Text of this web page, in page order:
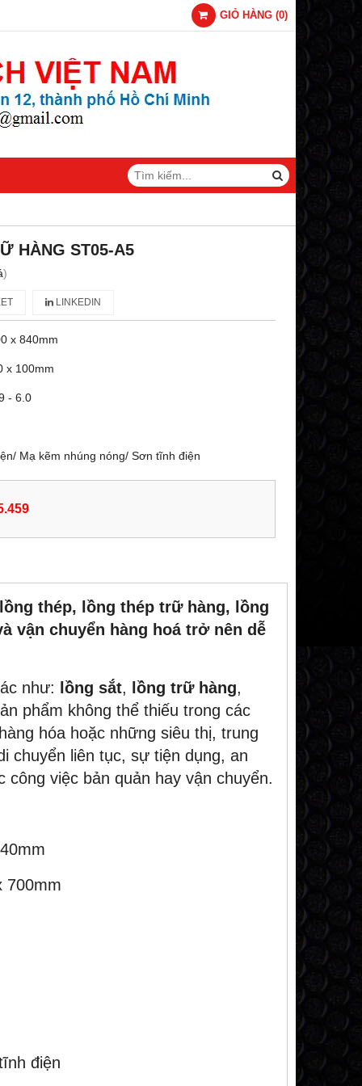
GIỎ HÀNG (0)
HÀNG ST05-A5
)
LINKEDIN
x 840mm
x 100mm
- 6.0
Mạ kẽm nhúng nóng/ Sơn tĩnh điện
thép, lồng thép trữ hàng, lồng
vận chuyển hàng hoá trở nên dễ
như: lồng sắt, lồng trữ hàng,
phẩm không thể thiếu trong các
hóa hoặc những siêu thị, trung
chuyển liên tục, sự tiện dụng, an
việc bản quản hay vận chuyển.
700mm
điện